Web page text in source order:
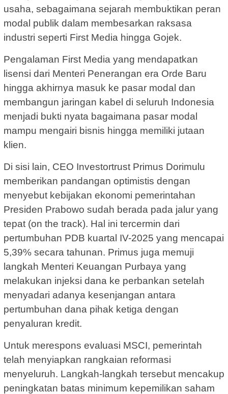
usaha, sebagaimana sejarah membuktikan peran
modal publik dalam membesarkan raksasa
industri seperti First Media hingga Gojek.
Pengalaman First Media yang mendapatkan
lisensi dari Menteri Penerangan era Orde Baru
hingga akhirnya masuk ke pasar modal dan
membangun jaringan kabel di seluruh Indonesia
menjadi bukti nyata bagaimana pasar modal
mampu mengairi bisnis hingga memiliki jutaan
klien.
Di sisi lain, CEO Investortrust Primus Dorimulu
memberikan pandangan optimistis dengan
menyebut kebijakan ekonomi pemerintahan
Presiden Prabowo sudah berada pada jalur yang
tepat (on the track). Hal ini tercermin dari
pertumbuhan PDB kuartal IV-2025 yang mencapai
5,39% secara tahunan. Primus juga memuji
langkah Menteri Keuangan Purbaya yang
melakukan injeksi dana ke perbankan setelah
menyadari adanya kesenjangan antara
pertumbuhan dana pihak ketiga dengan
penyaluran kredit.
Untuk merespons evaluasi MSCI, pemerintah
telah menyiapkan rangkaian reformasi
menyeluruh. Langkah-langkah tersebut mencakup
peningkatan batas minimum kepemilikan saham